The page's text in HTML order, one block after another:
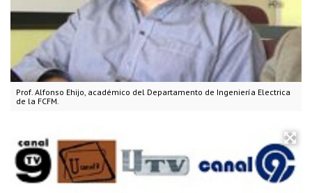
Prof. Alfonso Ehijo, académico del Departamento de Ingeniería Electrica
de la FCFM.